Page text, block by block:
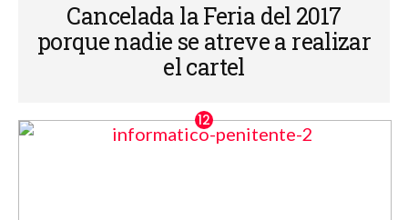
Cancelada la Feria del 2017
porque nadie se atreve a realizar
el cartel